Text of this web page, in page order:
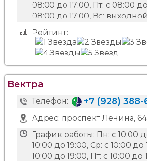
08:00 до 17:00, Пт: с 08:00 до
08:00 до 17:00, Вс: выходной
Рейтинг:
Вектра
Телефон: +7 (928) 388-
Адрес: проспект Ленина, 64
График работы: Пн: с 10:00
10:00 до 19:00, Ср: с 10:00 до
10:00 до 19:00, Пт: с 10:00 до